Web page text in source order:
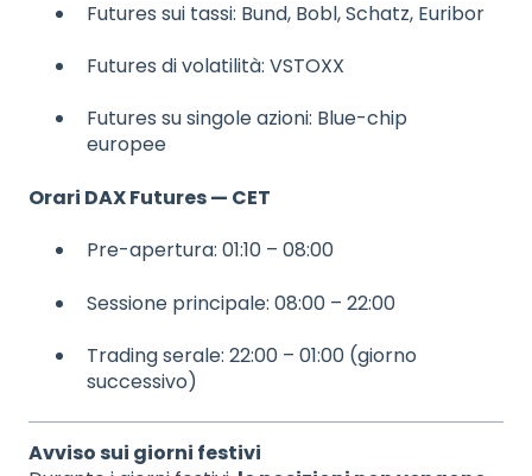
Futures sui tassi: Bund, Bobl, Schatz, Euribor
Futures di volatilità: VSTOXX
Futures su singole azioni: Blue-chip
europee
Orari DAX Futures — CET
Pre-apertura: 01:10 – 08:00
Sessione principale: 08:00 – 22:00
Trading serale: 22:00 – 01:00 (giorno
successivo)
Avviso sui giorni festivi